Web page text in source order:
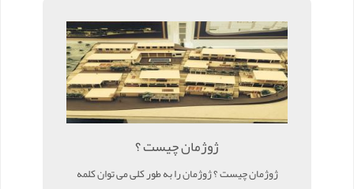
ژوژمان چیست ؟
ژوژمان چیست ؟ ژوژمان را به طور کلی می توان کلمه